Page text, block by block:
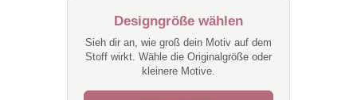
Designgröße wählen
Sieh dir an, wie groß dein Motiv auf dem
Stoff wirkt. Wähle die Originalgröße oder
kleinere Motive.